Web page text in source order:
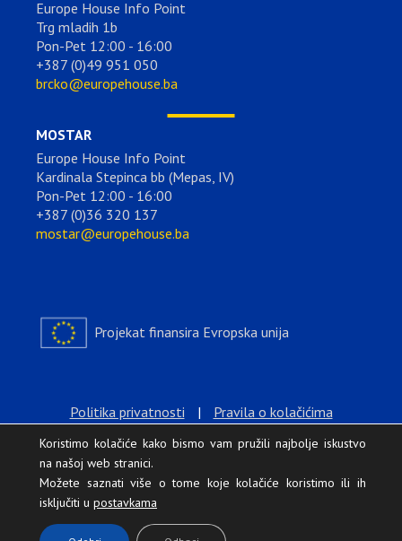
Europe House Info Point
Trg mladih 1b
Pon-Pet 12:00 - 16:00
+387 (0)49 951 050
brcko@europehouse.ba
MOSTAR
Europe House Info Point
Kardinala Stepinca bb (Mepas, IV)
Pon-Pet 12:00 - 16:00
+387 (0)36 320 137
mostar@europehouse.ba
Projekat finansira Evropska unija
Politika privatnosti | Pravila o kolačićima
Koristimo kolačiće kako bismo vam pružili najbolje iskustvo
na našoj web stranici.
Možete saznati više o tome koje kolačiće koristimo ili ih
isključiti u postavkama
.